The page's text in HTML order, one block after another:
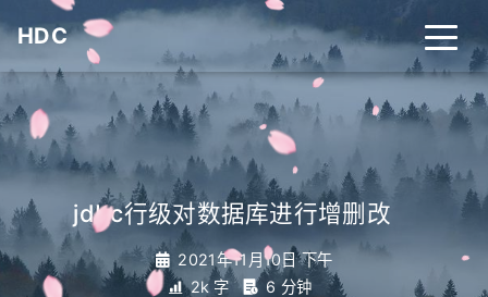
HDC
jdbc行级对数据库进行增删改
2021年11月10日 下午
2k 字
6 分钟